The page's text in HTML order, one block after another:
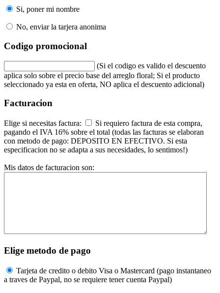
Si, poner mi nombre
No, enviar la tarjera anonima
Codigo promocional
(Si el codigo es valido el descuento
aplica solo sobre el precio base del arreglo floral; Si el producto
seleccionado ya esta en oferta, NO aplica el descuento adicional)
Facturacion
Elige si necesitas factura:
Si requiero factura de esta compra,
pagando el IVA 16% sobre el total (todas las facturas se elaboran
con metodo de pago: DEPOSITO EN EFECTIVO. Si esta
especificacion no se adapta a sus necesidades, lo sentimos!)
Mis datos de facturacion son:
Elige metodo de pago
Tarjeta de credito o debito Visa o Mastercard (pago instantaneo
a traves de Paypal, no se requiere tener cuenta Paypal)